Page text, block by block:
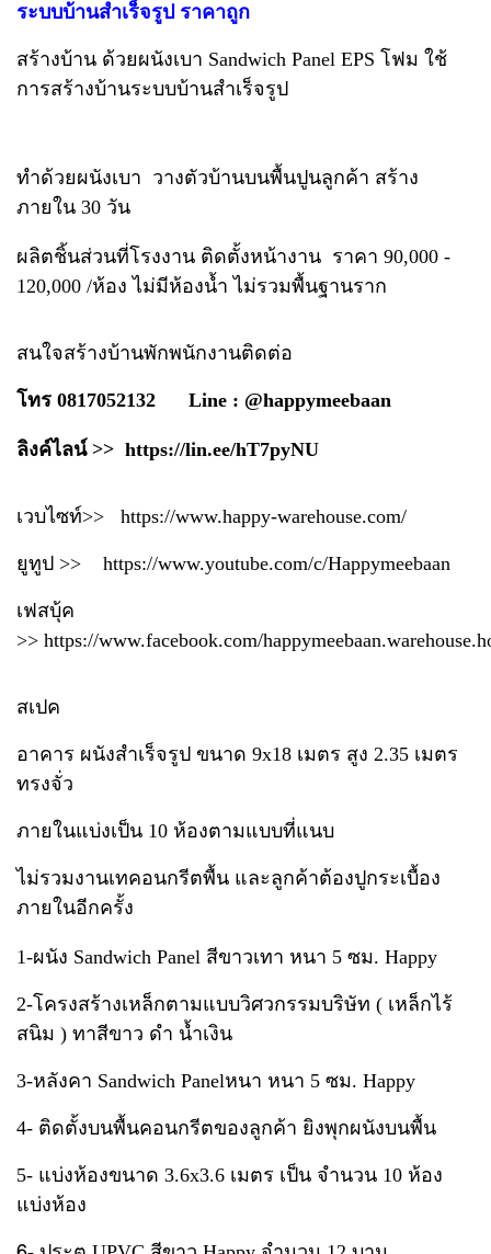
ระบบบ้านสำเร็จรูป ราคาถูก
สร้างบ้าน ด้วยผนังเบา Sandwich Panel EPS โฟม ใช้
การสร้างบ้านระบบบ้านสำเร็จรูป
ทำด้วยผนังเบา วางตัวบ้านบนพื้นปูนลูกค้า สร้าง
ภายใน 30 วัน
ผลิตชิ้นส่วนที่โรงงาน ติดตั้งหน้างาน ราคา 90,000 -
120,000 /ห้อง ไม่มีห้องน้ำ ไม่รวมพื้นฐานราก
สนใจสร้างบ้านพักพนักงานติดต่อ
โทร 0817052132 Line : @happymeebaan
ลิงค์ไลน์ >> https://lin.ee/hT7pyNU
เวบไซท์>> https://www.happy-warehouse.com/
ยูทูป >> https://www.youtube.com/c/Happymeebaan
เฟสบุ้ค
>> https://www.facebook.com/
สเปค
อาคาร ผนังสำเร็จรูป ขนาด 9x18 เมตร สูง 2.35 เมตร
ทรงจั่ว
ภายในแบ่งเป็น 10 ห้องตามแบบที่แนบ
ไม่รวมงานเทคอนกรีตพื้น และลูกค้าต้องปูกระเบื้อง
ภายในอีกครั้ง
1-ผนัง Sandwich Panel สีขาวเทา หนา 5 ซม. Happy
2-โครงสร้างเหล็กตามแบบวิศวกรรมบริษัท ( เหล็กไร้
สนิม ) ทาสีขาว ดำ น้ำเงิน
3-หลังคา Sandwich Panelหนา หนา 5 ซม. Happy
4- ติดตั้งบนพื้นคอนกรีตของลูกค้า ยิงพุกผนังบนพื้น
5- แบ่งห้องขนาด 3.6x3.6 เมตร เป็น จำนวน 10 ห้อง
แบ่งห้อง